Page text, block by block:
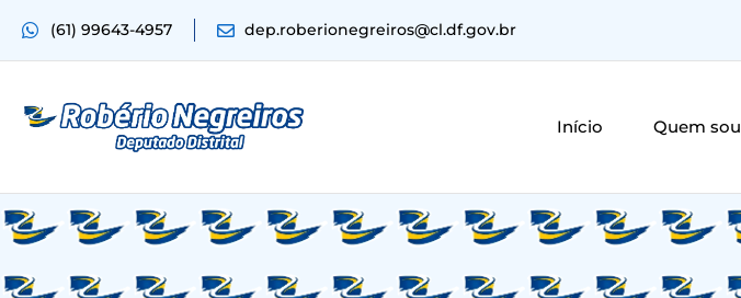
(61) 99643-4957 dep.roberionegreiros@cl.df.gov.br
Início Quem sou